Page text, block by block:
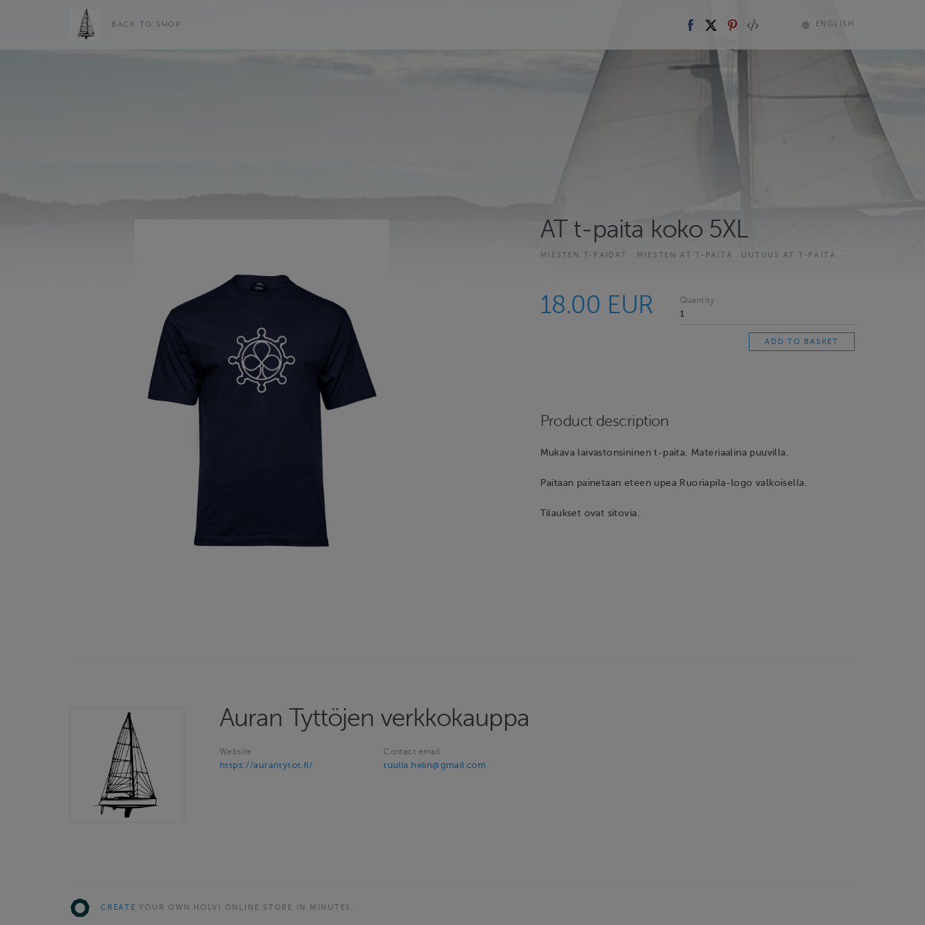
BACK TO SHOP ENGLISH
AT t-paita koko 5XL
MIESTEN T-PAIDAT MIESTEN AT T-PAITA UUTUUS AT T-PAITA
18.00 EUR Quantity
Product description
Mukava laivastonsininen t-paita. Materiaalina puuvilla.
Paitaan painetaan eteen upea Ruoriapila-logo valkoisella.
Tilaukset ovat sitovia.
Auran Tyttöjen verkkokauppa
Website
https://aurantytot.fi/
Contact email
tuulia.helin@gmail.com
CREATE YOUR OWN HOLVI ONLINE STORE IN MINUTES.